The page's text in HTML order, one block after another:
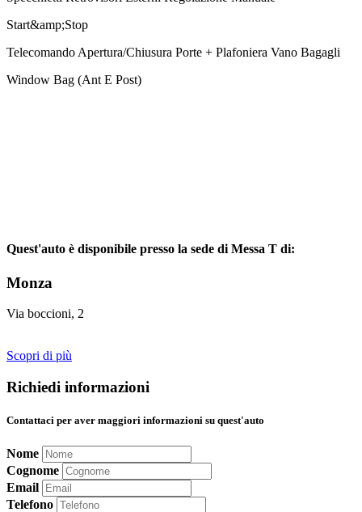
Start&amp;Stop
Telecomando Apertura/Chiusura Porte + Plafoniera Vano Bagagli
Window Bag (Ant E Post)
Quest'auto è disponibile presso la sede di Messa T di:
Monza
Via boccioni, 2
Scopri di più
Richiedi informazioni
Contattaci per aver maggiori informazioni su quest'auto
Nome
Cognome
Email
Telefono